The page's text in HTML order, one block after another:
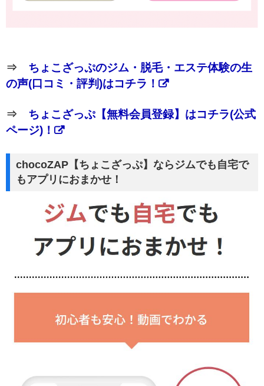
⇒ ちょこざっぷのジム・脱毛・エステ体験の生
の声(口コミ・評判)はコチラ！
⇒ ちょこざっぷ【無料会員登録】はコチラ(公式
ページ)！
chocoZAP【ちょこざっぷ】ならジムでも自宅で
もアプリにおまかせ！